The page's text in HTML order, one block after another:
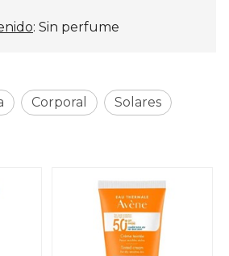
: Sin perfume
Corporal Solares